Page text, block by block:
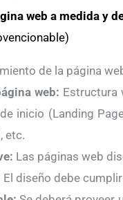
web a medida y
de la página
web: Estructura
inicio (Landing
etc.
Las páginas web
El diseño debe